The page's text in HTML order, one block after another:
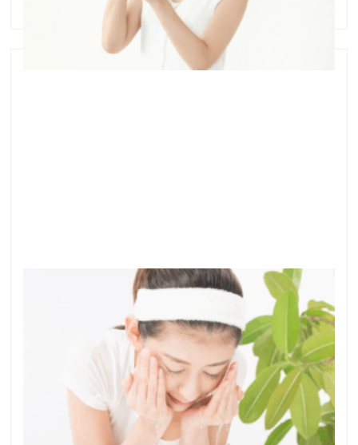
あの洗顔法をやめるだけで、ふわふわのお肌
●あの洗顔法をやめるだけで、ふわふわのお肌に！ こ
んにちは＾＾ 横浜ニキビ専門サロンの益子です。 何
度も繰り返しできる、ニキビ・ニキビ跡などのお悩み
に特化した、フェイシャルエステサロンです。 お顔を
洗うときに、シャワーを直接、顔に当てたりし …